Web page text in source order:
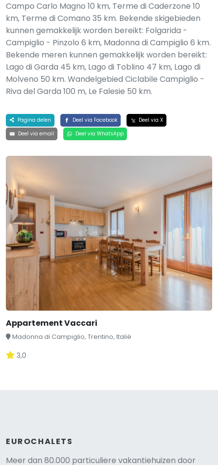
Campo Carlo Magno 10 km, Terme di Caderzone 10
km, Terme di Comano 35 km. Bekende skigebieden
kunnen gemakkelijk worden bereikt: Folgarida -
Campiglio - Pinzolo 6 km, Madonna di Campiglio 6 km.
Bekende meren kunnen gemakkelijk worden bereikt:
Lago di Garda 45 km, Lago di Toblino 47 km, Lago di
Molveno 50 km. Wandelgebied Ciclabile Campiglio -
Riva del Garda 100 m, Le Falesie 50 km.
Pagina delen Deel via Facebook
Deel via X
Deel via email
Deel via WhatsApp
Appartement Vaccari
Madonna di Campiglio, Trentino, Italië
3,0
EUROCHALETS
Meer dan 80.000 particuliere vakantiehuizen door